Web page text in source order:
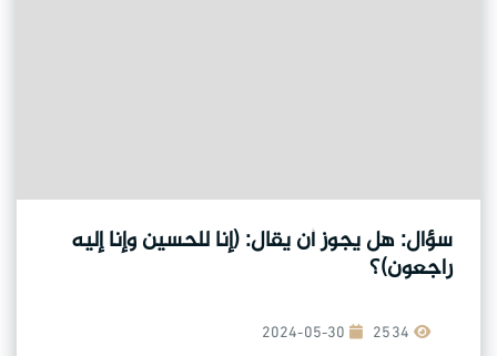
سؤال: هل يجوز أن يقال: (إنا للحسين وإنا إليه
راجعون)؟
2024-05-30